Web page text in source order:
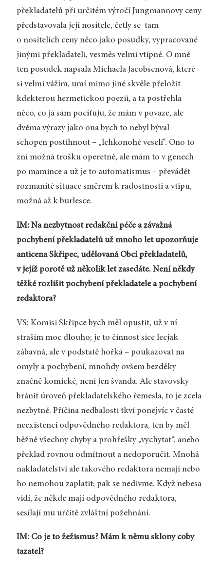
překladatelů při určitém výročí Jungmannovy ceny
představovala její nositele, četly se tam
o nositelích ceny něco jako posudky, vypracované
jinými překladateli, vesměs velmi vtipné. O mně
ten posudek napsala Michaela Jacobsenová, které
si velmi vážím, umí mimo jiné skvěle přeložit
kdekterou hermetickou poezii, a ta postřehla
něco, co já sám pociťuju, že mám v povaze, ale
dvěma výrazy jako ona bych to nebyl býval
schopen postihnout – „lehkonohé veselí“. Ono to
zní možná trošku operetně, ale mám to v genech
po mamince a už je to automatismus – převádět
rozmanité situace směrem k radostnosti a vtipu,
možná až k burlesce.
IM: Na nezbytnost redakční péče a závažná
pochybení překladatelů už mnoho let upozorňuje
anticena Skřipec, udělovaná Obcí překladatelů,
v jejíž porotě už několik let zasedáte. Není někdy
těžké rozlišit pochybení překladatele a pochybení
redaktora?
VS: Komisi Skřipce bych měl opustit, už v ní
straším moc dlouho; je to činnost sice lecjak
zábavná, ale v podstatě hořká – poukazovat na
omyly a pochybení, mnohdy ovšem bezděky
značně komické, není jen švanda. Ale stavovsky
bránit úroveň překladatelského řemesla, to je zcela
nezbytné. Příčina nedbalosti tkví ponejvíc v časté
neexistenci odpovědného redaktora, ten by měl
běžně všechny chyby a prohřešky „vychytat“, anebo
překlad rovnou odmítnout a nedoporučit. Mnohá
nakladatelství ale takového redaktora nemají nebo
ho nemohou zaplatit; pak se nedivme. Když nebesa
vidí, že někde mají odpovědného redaktora,
sesílají mu určitě zvláštní požehnání.
IM: Co je to žežismus? Mám k němu sklony coby
tazatel?